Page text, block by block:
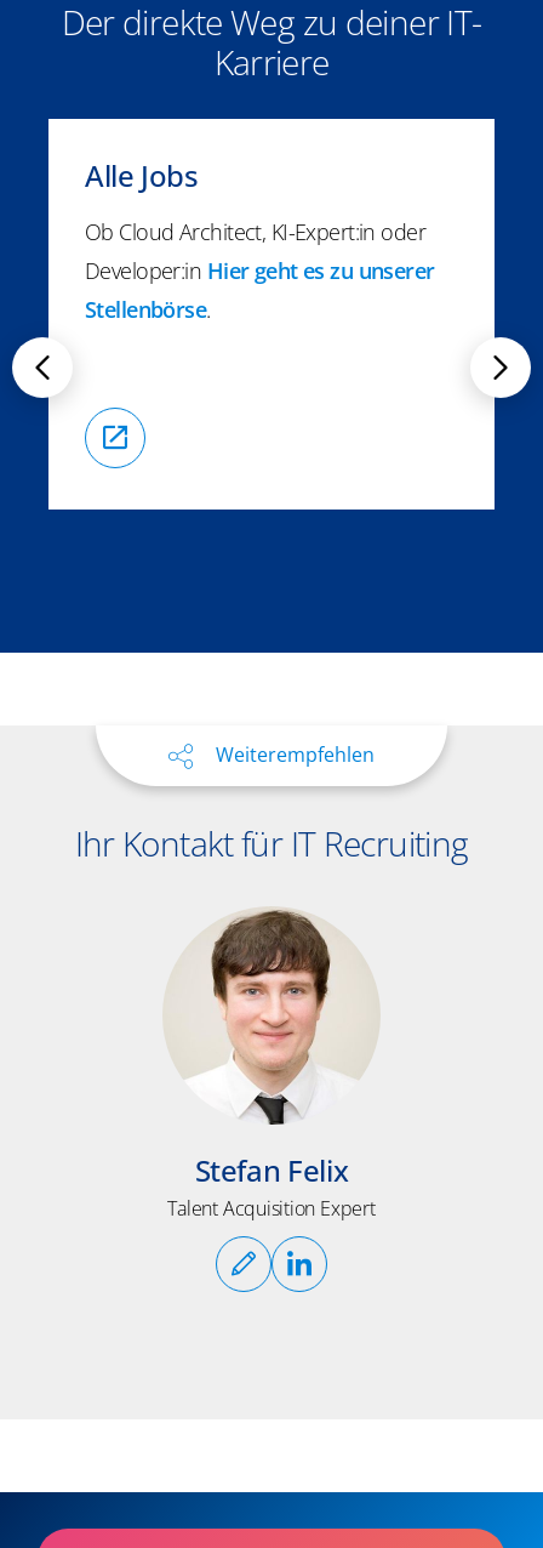
Der direkte Weg zu deiner IT-
Karriere
Alle Jobs
Ob Cloud Architect, KI-Expert:in oder
Developer:in Hier geht es zu unserer
Stellenbörse.
Weiterempfehlen
Ihr Kontakt für IT Recruiting
Stefan Felix
Talent Acquisition Expert